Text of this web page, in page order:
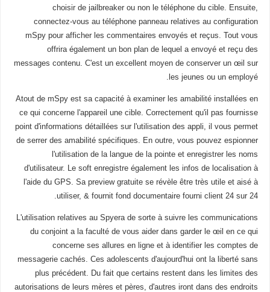
choisir de jailbreaker ou non le téléphone du cible. Ensuite,
connectez-vous au téléphone panneau relatives au configuration
mSpy pour afficher les commentaires envoyés et reçus. Tout vous
offrira également un bon plan de lequel a envoyé et reçu des
messages contenu. C'est un excellent moyen de conserver un œil sur
les jeunes ou un employé.
Atout de mSpy est sa capacité à examiner les amabilité installées en
ce qui concerne l'appareil une cible. Correctement qu'il pas fournisse
point d'informations détaillées sur l'utilisation des appli, il vous permet
de serrer des amabilité spécifiques. En outre, vous pouvez espionner
l'utilisation de la langue de la pointe et enregistrer les noms
d'utilisateur. Le soft enregistre également les infos de localisation à
l'aide du GPS. Sa preview gratuite se révèle être très utile et aisé à
utiliser, & fournit fond documentaire fourni client 24 sur 24.
L'utilisation relatives au Spyera de sorte à suivre les communications
du conjoint a la faculté de vous aider dans garder le œil en ce qui
concerne ses allures en ligne et à identifier les comptes de
messagerie cachés. Ces adolescents d'aujourd'hui ont la liberté sans
plus précédent. Du fait que certains restent dans les limites des
autorisations de leurs mères et pères, d'autres iront dans des endroits